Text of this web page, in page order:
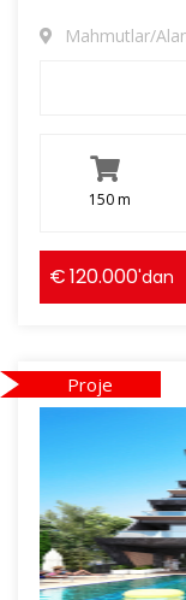
Mahmutlar/
150 m
120.000'dan
Proje